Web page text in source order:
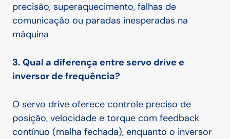
precisão, superaquecimento, falhas de
comunicação ou paradas inesperadas na
máquina
3. Qual a diferença entre servo drive e
inversor de frequência?
O servo drive oferece controle preciso de
posição, velocidade e torque com feedback
contínuo (malha fechada), enquanto o inversor